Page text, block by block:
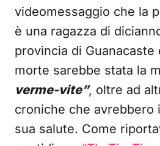
videomessaggio che la
è una ragazza di
provincia di Guanacaste
morte sarebbe stata la
verme-vite”, oltre ad
croniche che avrebbero
sua salute. Come